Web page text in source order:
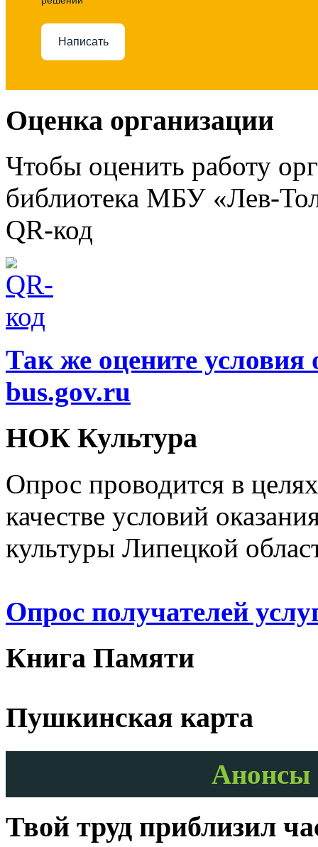
Написать
Оценка организации
Чтобы оценить работу
библиотека МБУ «Лев-
QR-код
Так же оцените условия
bus.gov.ru
НОК Культура
Опрос проводится в
качестве условий
культуры Липецкой
Опрос получателей
Книга Памяти
Пушкинская карта
Анонсы
Твой труд приблизил